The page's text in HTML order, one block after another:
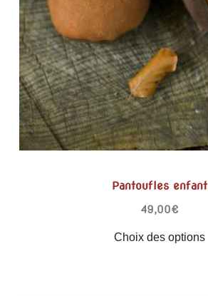
Pantoufles enfant
49,00€
Choix des options